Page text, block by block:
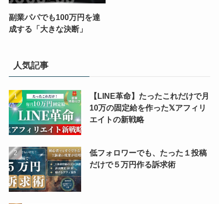
副業パパでも100万円を達
成する「大きな決断」
人気記事
【LINE革命】たったこれだけで月
10万の固定給を作った𝕏アフィリ
エイトの新戦略
低フォロワーでも、たった１投稿
だけで５万円作る訴求術